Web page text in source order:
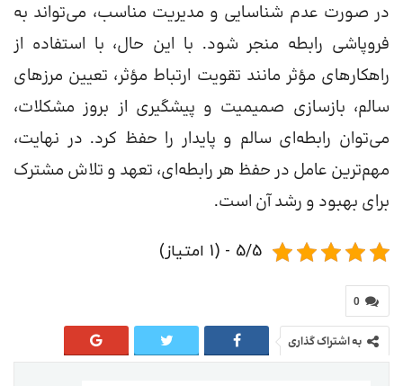
در صورت عدم شناسایی و مدیریت مناسب، می‌تواند به
فروپاشی رابطه منجر شود. با این حال، با استفاده از
راهکارهای مؤثر مانند تقویت ارتباط مؤثر، تعیین مرزهای
سالم، بازسازی صمیمیت و پیشگیری از بروز مشکلات،
می‌توان رابطه‌ای سالم و پایدار را حفظ کرد. در نهایت،
مهم‌ترین عامل در حفظ هر رابطه‌ای، تعهد و تلاش مشترک
برای بهبود و رشد آن است.
5/5 - (1 امتیاز)
0
به اشتراک گذاری